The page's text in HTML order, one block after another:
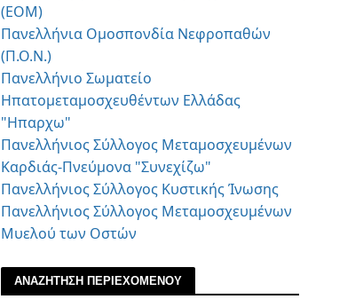
(ΕΟΜ)
Πανελλήνια Ομοσπονδία Νεφροπαθών
(Π.Ο.Ν.)
Πανελλήνιο Σωματείο
Ηπατομεταμοσχευθέντων Ελλάδας
"Ηπαρχω"
Πανελλήνιος Σύλλογος Μεταμοσχευμένων
Καρδιάς-Πνεύμονα "Συνεχίζω"
Πανελλήνιος Σύλλογος Κυστικής Ίνωσης
Πανελλήνιος Σύλλογος Μεταμοσχευμένων
Μυελού των Οστών
ΑΝΑΖΗΤΗΣΗ ΠΕΡΙΕΧΟΜΕΝΟΥ